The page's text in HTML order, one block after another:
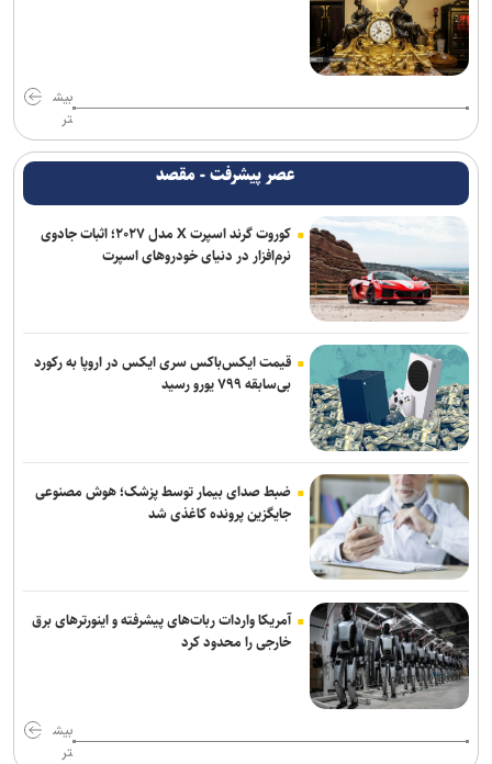
بیش
تر
عصر پیشرفت - مقصد
کوروت گرند اسپرت X مدل ۲۰۲۷؛ اثبات جادوی
نرم‌افزار در دنیای خودروهای اسپرت
قیمت ایکس‌باکس سری ایکس در اروپا به رکورد
بی‌سابقه ۷۹۹ یورو رسید
ضبط صدای بیمار توسط پزشک؛ هوش مصنوعی
جایگزین پرونده کاغذی شد
آمریکا واردات ربات‌های پیشرفته و اینورترهای برق
خارجی را محدود کرد
بیش
تر